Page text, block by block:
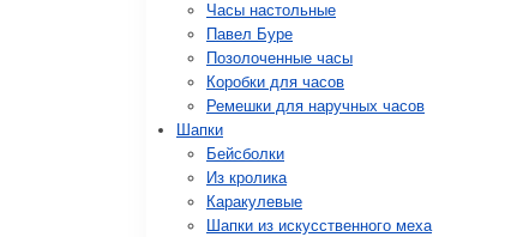
Часы настольные
Павел Буре
Позолоченные часы
Коробки для часов
Ремешки для наручных часов
Шапки
Бейсболки
Из кролика
Каракулевые
Шапки из искусственного меха